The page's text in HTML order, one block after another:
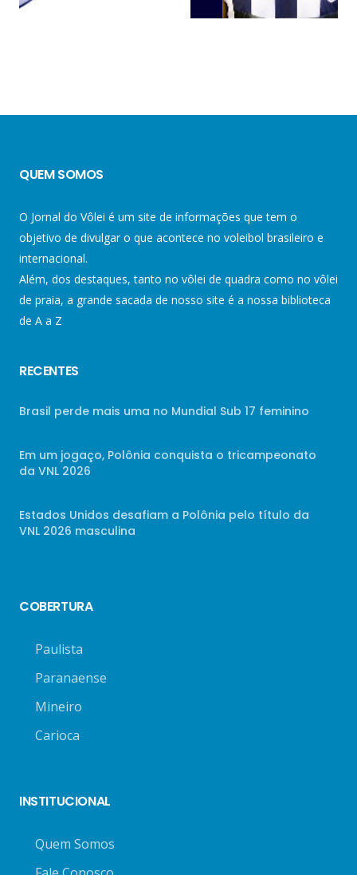
QUEM SOMOS
O Jornal do Vôlei é um site de informações que tem o
objetivo de divulgar o que acontece no voleibol brasileiro e
internacional.
Além, dos destaques, tanto no vôlei de quadra como no vôlei
de praia, a grande sacada de nosso site é a nossa biblioteca
de A a Z
RECENTES
Brasil perde mais uma no Mundial Sub 17 feminino
Em um jogaço, Polônia conquista o tricampeonato
da VNL 2026
Estados Unidos desafiam a Polônia pelo título da
VNL 2026 masculina
COBERTURA
Paulista
Paranaense
Mineiro
Carioca
INSTITUCIONAL
Quem Somos